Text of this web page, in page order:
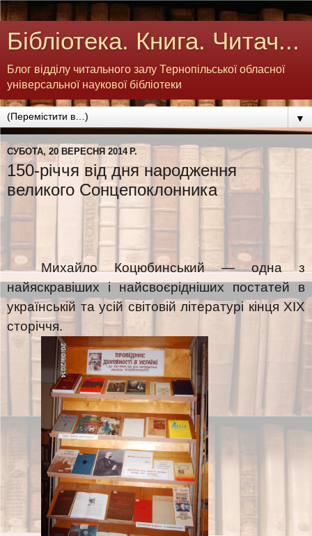
Бібліотека. Книга. Читач...
Блог відділу читального залу Тернопільської обласної
універсальної наукової бібліотеки
▼
СУБОТА, 20 ВЕРЕСНЯ 2014 Р.
150-річчя від дня народження
великого Сонцепоклонника
Михайло Коцюбинський — одна з
найяскравіших і найсвоєрідніших постатей в
українській та усій світовій літературі кінця ХІХ
сторіччя.